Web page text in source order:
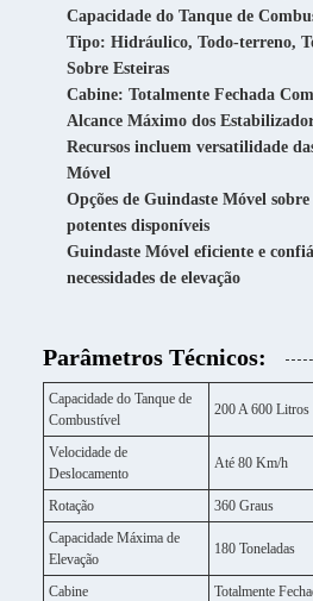
Capacidade do Tanque de
Tipo: Hidráulico, Todo-terreno,
Sobre Esteiras
Cabine: Totalmente Fechada
Alcance Máximo dos
Recursos incluem versatilidade
Móvel
Opções de Guindaste Móvel
potentes disponíveis
Guindaste Móvel eficiente e
necessidades de elevação
Parâmetros Técnicos:
Capacidade do Tanque de
Combustível
200 A 600 Litros
Velocidade de
Deslocamento
Até 80 Km/h
Rotação
360 Graus
Capacidade Máxima de
Elevação
180 Toneladas
Cabine
Totalmente